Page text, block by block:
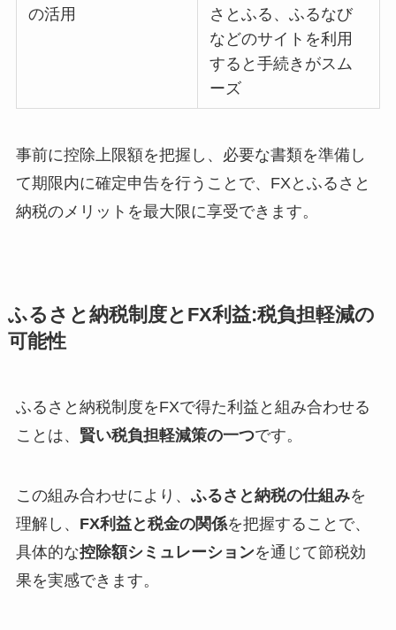
の活用
さとふる、ふるなび
などのサイトを利用
すると手続きがスム
ーズ
事前に控除上限額を把握し、必要な書類を準備し
て期限内に確定申告を行うことで、FXとふるさと
納税のメリットを最大限に享受できます。
ふるさと納税制度とFX利益:税負担軽減の
可能性
ふるさと納税制度をFXで得た利益と組み合わせる
ことは、 賢い税負担軽減策の一つです。
この組み合わせにより、 ふるさと納税の仕組みを
理解し、 FX利益と税金の関係を把握することで、
具体的な控除額シミュレーションを通じて節税効
果を実感できます。